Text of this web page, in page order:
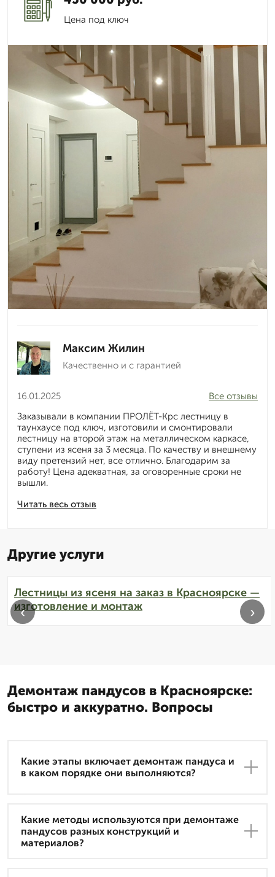
Цена под ключ
Максим Жилин
Качественно и с гарантией
16.01.2025
Читать весь отзыв
Все отзывы
Заказывали в компании ПРОЛЁТ-Крс лестницу в
таунхаусе под ключ, изготовили и смонтировали
лестницу на второй этаж на металлическом каркасе,
ступени из ясеня за 3 месяца. По качеству и внешнему
виду претензий нет, все отлично. Благодарим за
работу! Цена адекватная, за оговоренные сроки не
вышли.
Другие услуги
Лестницы из ясеня на заказ в Красноярске —
изготовление и монтаж
‹ ›
Демонтаж пандусов в Красноярске:
быстро и аккуратно. Вопросы
Какие этапы включает демонтаж пандуса и
в каком порядке они выполняются?
Какие методы используются при демонтаже
пандусов разных конструкций и
материалов?